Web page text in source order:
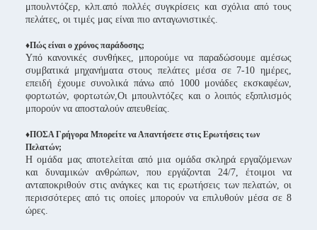
μπουλντόζερ, κλπ.από πολλές συγκρίσεις και σχόλια από τους
πελάτες, οι τιμές μας είναι πιο ανταγωνιστικές.
♦Πώς είναι ο χρόνος παράδοσης;
Υπό κανονικές συνθήκες, μπορούμε να παραδώσουμε αμέσως
συμβατικά μηχανήματα στους πελάτες μέσα σε 7-10 ημέρες,
επειδή έχουμε συνολικά πάνω από 1000 μονάδες εκσκαφέων,
φορτωτών, φορτωτών,Οι μπουλντόζες και ο λοιπός εξοπλισμός
μπορούν να αποσταλούν απευθείας.
♦ΠΟΣΑ Γρήγορα Μπορείτε να Απαντήσετε στις Ερωτήσεις των
Πελατών;
Η ομάδα μας αποτελείται από μια ομάδα σκληρά εργαζόμενων
και δυναμικών ανθρώπων, που εργάζονται 24/7, έτοιμοι να
ανταποκριθούν στις ανάγκες και τις ερωτήσεις των πελατών, οι
περισσότερες από τις οποίες μπορούν να επιλυθούν μέσα σε 8
ώρες.